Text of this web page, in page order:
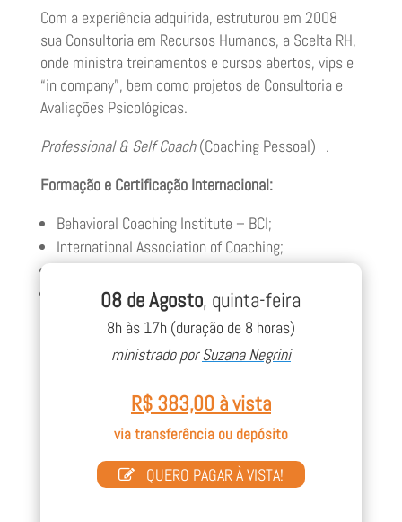
Com a experiência adquirida, estruturou em 2008
sua Consultoria em Recursos Humanos, a Scelta RH,
onde ministra treinamentos e cursos abertos, vips e
“in company”, bem como projetos de Consultoria e
Avaliações Psicológicas.
Professional & Self Coach(Coaching Pessoal) .
Formação e Certificação Internacional:
Behavioral Coaching Institute – BCI;
International Association of Coaching;
ECA – European Coaching Association;
Global Coaching Community.
Veja o perfil completo, clique aqui.
08 de Agosto, quinta-feira
8h às 17h (duração de 8 horas)
ministrado porSuzana Negrini
R$ 383,00 à vista
via transferência ou depósito
QUERO PAGAR À VISTA!